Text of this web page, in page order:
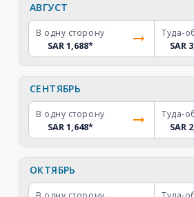
АВГУСТ
В одну сторону
SAR 1,688*
Туда-
SAR
СЕНТЯБРЬ
В одну сторону
SAR 1,648*
Туда-
SAR
ОКТЯБРЬ